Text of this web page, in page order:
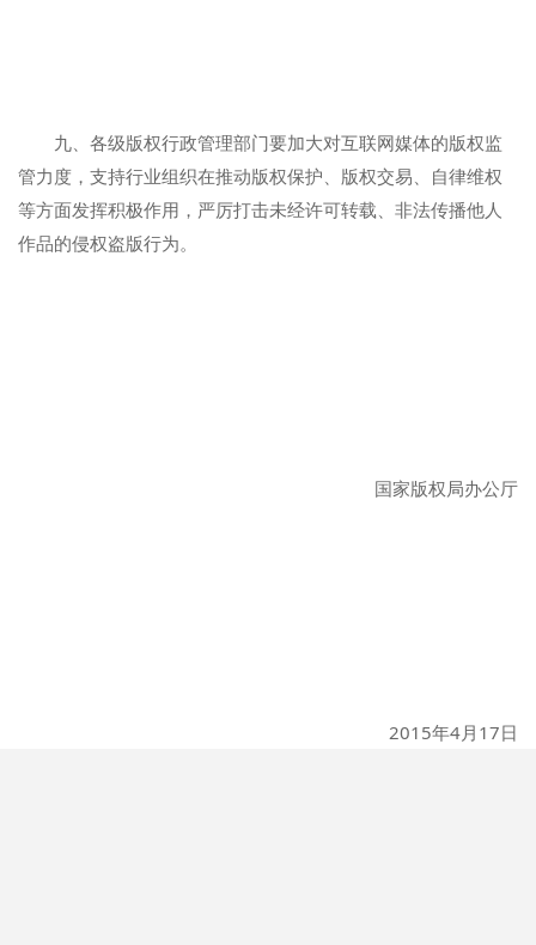
九、各级版权行政管理部门要加大对互联网媒体的版权监
管力度，支持行业组织在推动版权保护、版权交易、自律维权
等方面发挥积极作用，严厉打击未经许可转载、非法传播他人
作品的侵权盗版行为。
国家版权局办公厅
2015年4月17日